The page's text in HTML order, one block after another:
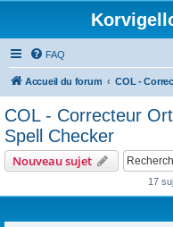
FAQ
Accueil du forum
COL - Correcteur
Spell Checker
Nouveau sujet
17